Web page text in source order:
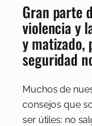
Gran parte
violencia y
y matizado,
seguridad
Muchos de
consejos que
ser útiles: no